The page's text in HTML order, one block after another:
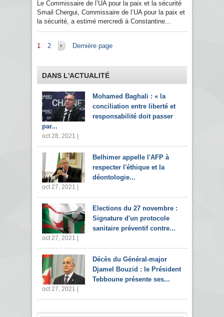
Le Commissaire de l’UA pour la paix et la sécurité
Smail Chergui, Commissaire de l’UA pour la paix et
la sécurité, a estimé mercredi à Constantine...
Pages
1 2 Dernière page
DANS L'ACTUALITÉ
Mohamed Baghali : « la
conciliation entre liberté et
responsabilité doit passer
par...
oct 28, 2021 |
Belhimer appelle l'AFP à
respecter l'éthique et la
déontologie...
oct 27, 2021 |
Elections du 27 novembre :
Signature d'un protocole
sanitaire préventif contre...
oct 27, 2021 |
Décès du Général-major
Djamel Bouzid : le Président
Tebboune présente ses...
oct 27, 2021 |